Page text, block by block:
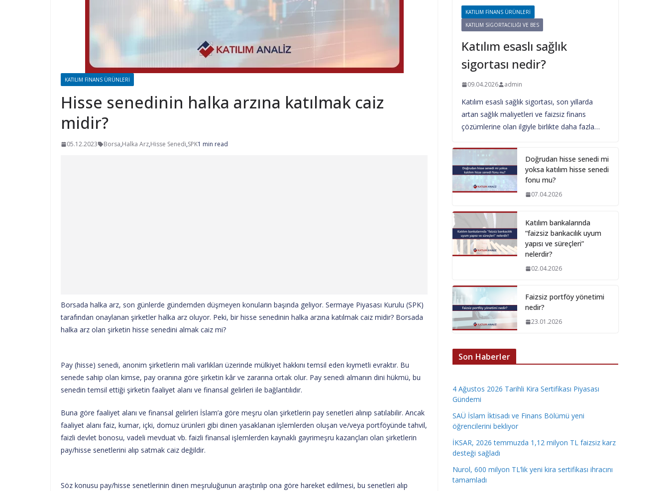
KATILIM FINANS ÜRÜNLERI
Hisse senedinin halka arzına katılmak caiz
midir?
05.12.2023 Borsa,Halka Arz,Hisse Senedi,SPK1 min read
Borsada halka arz, son günlerde gündemden düşmeyen konuların başında geliyor. Sermaye Piyasası Kurulu (SPK)
tarafından onaylanan şirketler halka arz oluyor. Peki, bir hisse senedinin halka arzına katılmak caiz midir? Borsada
halka arz olan şirketin hisse senedini almak caiz mi?
Pay (hisse) senedi, anonim şirketlerin mali varlıkları üzerinde mülkiyet hakkını temsil eden kıymetli evraktır. Bu
senede sahip olan kimse, pay oranına göre şirketin kâr ve zararına ortak olur. Pay senedi almanın dini hükmü, bu
senedin temsil ettiği şirketin faaliyet alanı ve finansal gelirleri ile bağlantılıdır.
Buna göre faaliyet alanı ve finansal gelirleri İslam’a göre meşru olan şirketlerin pay senetleri alınıp satılabilir. Ancak
faaliyet alanı faiz, kumar, içki, domuz ürünleri gibi dinen yasaklanan işlemlerden oluşan ve/veya portföyünde tahvil,
faizli devlet bonosu, vadeli mevduat vb. faizli finansal işlemlerden kaynaklı gayrimeşru kazançları olan şirketlerin
pay/hisse senetlerini alıp satmak caiz değildir.
Söz konusu pay/hisse senetlerinin dinen meşruluğunun araştırılıp ona göre hareket edilmesi, bu senetleri alıp
KATILIM FINANS ÜRÜNLERI
KATILIM SIGORTACILIĞI VE BES
Katılım esaslı sağlık
sigortası nedir?
09.04.2026 admin
Katılım esaslı sağlık sigortası, son yıllarda
artan sağlık maliyetleri ve faizsiz finans
çözümlerine olan ilgiyle birlikte daha fazla…
Doğrudan hisse senedi mi
yoksa katılım hisse senedi
fonu mu?
07.04.2026
Katılım bankalarında
“faizsiz bankacılık uyum
yapısı ve süreçleri”
nelerdir?
02.04.2026
Faizsiz portföy yönetimi
nedir?
23.01.2026
Son Haberler
4 Ağustos 2026 Tarihli Kira Sertifikası Piyasası
Gündemi
SAÜ İslam İktisadı ve Finans Bölümü yeni
öğrencilerini bekliyor
İKSAR, 2026 temmuzda 1,12 milyon TL faizsiz karz
desteği sağladı
Nurol, 600 milyon TL’lik yeni kira sertifikası ihracını
tamamladı